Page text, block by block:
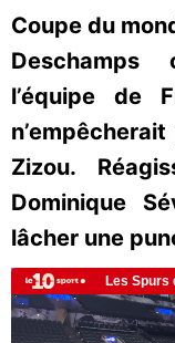
Coupe du
Deschamps
l’équipe de
Zizou.
Dominique
lâcher une